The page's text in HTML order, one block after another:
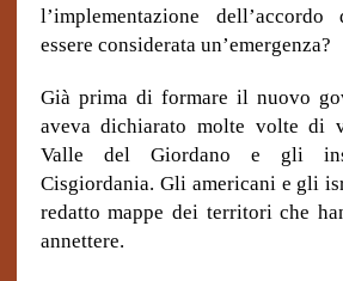
l’implementazione
essere considerata un’emergenza?
Già prima di formare il nuovo
aveva dichiarato molte volte di
Valle del Giordano e gli
Cisgiordania. Gli americani e gli
redatto mappe dei territori che
annettere.